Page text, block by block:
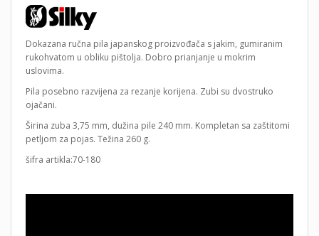
Dokazana ručna pila japanskog proizvođača s jakim, gumiranim
rukohvatom u obliku pištolja. Dobro prianjanje u mokrim
uslovima.
Pila posebno razvijena za rezanje korijena. Zubi su dvostruko
ojačani.
Širina zuba 3,75 mm, dužina pile 240 mm. Kompletan sa zaštitomi
petljom za pojas. Težina 260 g.
šifra artikla:70-180